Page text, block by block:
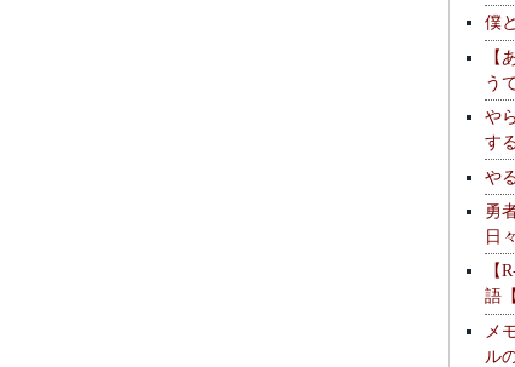
僕
【
う
や
す
や
勇
日々
【
語
メ
ル